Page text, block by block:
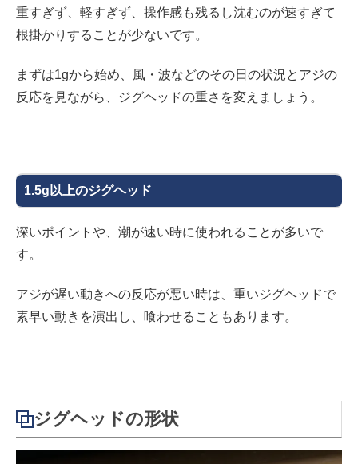
重すぎず、軽すぎず、操作感も残るし沈むのが速すぎて
根掛かりすることが少ないです。
まずは1gから始め、風・波などのその日の状況とアジの
反応を見ながら、ジグヘッドの重さを変えましょう。
1.5g以上のジグヘッド
深いポイントや、潮が速い時に使われることが多いで
す。
アジが遅い動きへの反応が悪い時は、重いジグヘッドで
素早い動きを演出し、喰わせることもあります。
ジグヘッドの形状